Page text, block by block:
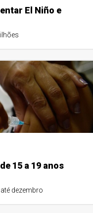
El Niño e
15 a 19 anos
dezembro